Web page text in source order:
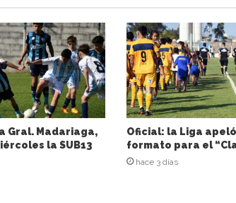
Gral. Madariaga,
la SUB13
Oficial: la Liga
formato para el
hace 3 días